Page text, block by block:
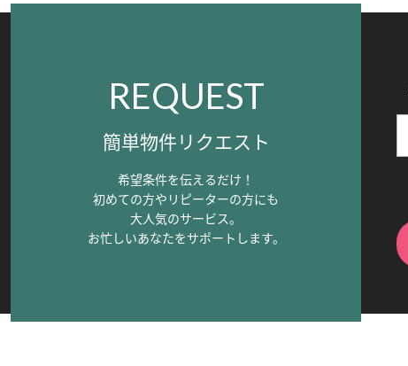
REQUEST
簡単物件リクエスト
希望条件を伝えるだけ！
初めての方やリピーターの方にも
大人気のサービス。
お忙しいあなたをサポートします。